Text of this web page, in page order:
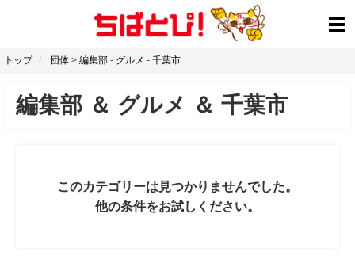
トップ 団体 > 編集部 - グルメ - 千葉市
編集部 ＆ グルメ ＆ 千葉市
このカテゴリーは見つかりませんでした。
他の条件をお試しください。